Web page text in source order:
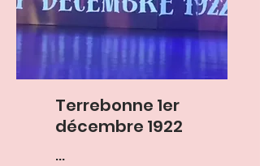
Terrebonne 1er
décembre 1922
...